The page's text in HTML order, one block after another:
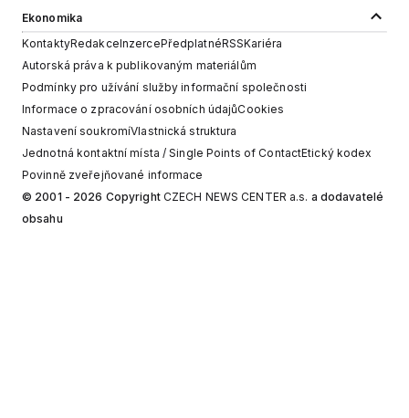
Ekonomika
KontaktyRedakceInzercePředplatnéRSSKariéra
Autorská práva k publikovaným materiálům
Podmínky pro užívání služby informační společnosti
Informace o zpracování osobních údajůCookies
Nastavení soukromíVlastnická struktura
Jednotná kontaktní místa / Single Points of ContactEtický kodex
Povinně zveřejňované informace
© 2001 - 2026 Copyright CZECH NEWS CENTER a.s. a dodavatelé
obsahu